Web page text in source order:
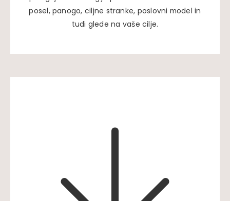
posel, panogo, ciljne stranke, poslovni model in
tudi glede na vaše cilje.